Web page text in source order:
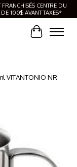
CENTRE DU
100$ AVANT TAXES*
Panier
VITANTONIO NR